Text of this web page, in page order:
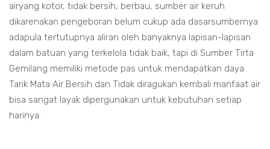
airyang kotor, tidak bersih, berbau, sumber air keruh
dikarenakan pengeboran belum cukup ada dasarsumbernya
adapula tertutupnya aliran oleh banyaknya lapisan-lapisan
dalam batuan yang terkelola tidak baik, tapi di Sumber Tirta
Gemilang memiliki metode pas untuk mendapatkan daya
Tarik Mata Air Bersih dan Tidak diragukan kembali manfaat air
bisa sangat layak dipergunakan untuk kebutuhan setiap
harinya.